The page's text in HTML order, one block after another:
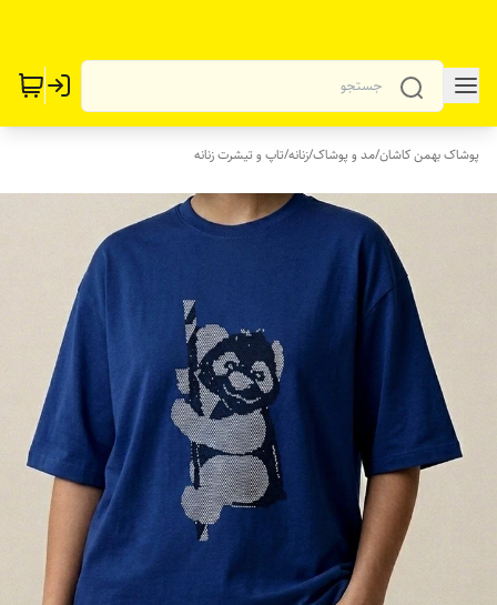
پوشاک بهمن کاشان/مد و پوشاک/زنانه/تاپ و تیشرت زنانه